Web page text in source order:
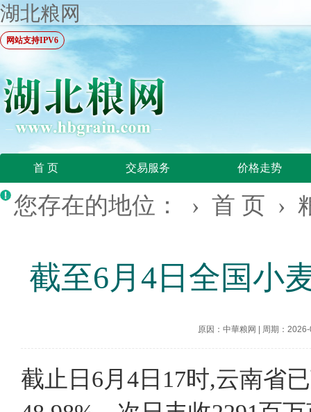
湖北粮网
网站支持IPV6
首 页 交易服务 价格走势
您存在的地位： › 首 页 ›
截至6月4日全国小
原因：中華粮网 周期：
截止日6月4日17时,云南省